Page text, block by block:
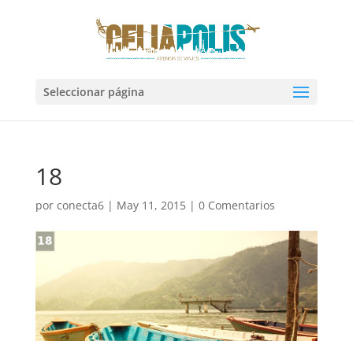
Seleccionar página
18
por conecta6| May 11, 2015| 0 Comentarios